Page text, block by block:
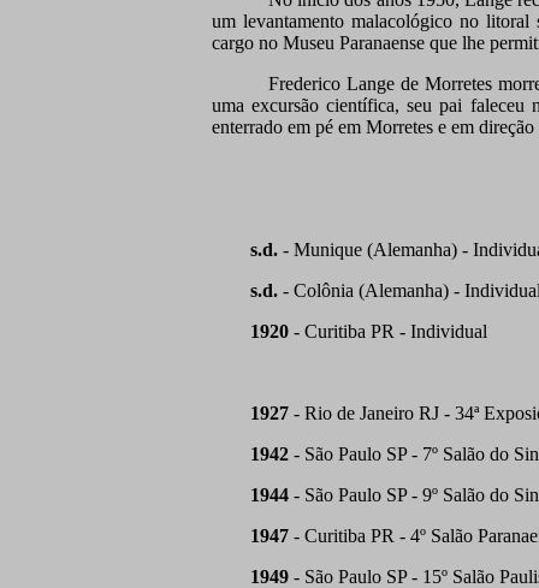
um levantamento malacológico no
cargo no Museu Paranaense que lhe
Frederico Lange de Morretes
uma excursão científica, seu pai faleceu
enterrado em pé em Morretes e em
s.d. - Munique (Alemanha) -
s.d. - Colônia (Alemanha) -
1920 - Curitiba PR - Individual
1927 - Rio de Janeiro RJ - 34ª
1942 - São Paulo SP - 7º Salão do
1944 - São Paulo SP - 9º Salão do
1947 - Curitiba PR - 4º Salão
1949 - São Paulo SP - 15º Salão